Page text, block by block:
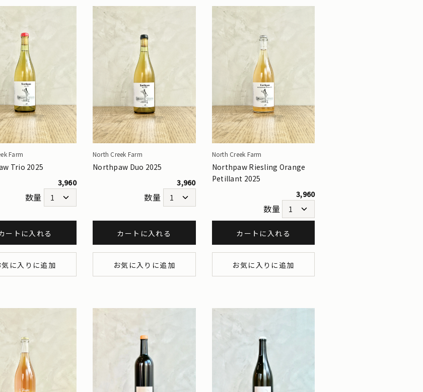
Farm
Trio 2025
3,960
数量
ートに入れる
気に入りに追加
North Creek Farm
Northpaw Duo 2025
3,960
数量
カートに入れる
お気に入りに追加
North Creek Farm
Northpaw Riesling Orange
Petillant 2025
3,960
数量
カートに入れる
お気に入りに追加